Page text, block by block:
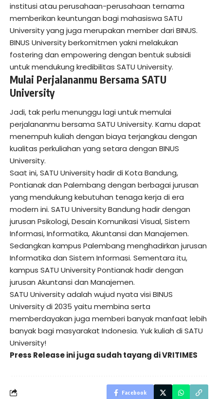
institusi atau perusahaan-perusahaan ternama
memberikan keuntungan bagi mahasiswa SATU
University yang juga merupakan member dari BINUS.
BINUS University berkomitmen yakni melakukan
fostering dan empowering dengan bentuk subsidi
untuk mendukung kredibilitas SATU University.
Mulai Perjalananmu Bersama SATU
University
Jadi, tak perlu menunggu lagi untuk memulai
perjalananmu bersama SATU University. Kamu dapat
menempuh kuliah dengan biaya terjangkau dengan
kualitas perkuliahan yang setara dengan BINUS
University.
Saat ini, SATU University hadir di Kota Bandung,
Pontianak dan Palembang dengan berbagai jurusan
yang mendukung kebutuhan tenaga kerja di era
modern ini. SATU University Bandung hadir dengan
jurusan Psikologi, Desain Komunikasi Visual, Sistem
Informasi, Informatika, Akuntansi dan Manajemen.
Sedangkan kampus Palembang menghadirkan jurusan
Informatika dan Sistem Informasi. Sementara itu,
kampus SATU University Pontianak hadir dengan
jurusan Akuntansi dan Manajemen.
SATU University adalah wujud nyata visi BINUS
University di 2035 yaitu membina serta
memberdayakan juga memberi banyak manfaat lebih
banyak bagi masyarakat Indonesia. Yuk kuliah diSATU
University!
Press Release ini juga sudah tayang diVRITIMES
Facebook